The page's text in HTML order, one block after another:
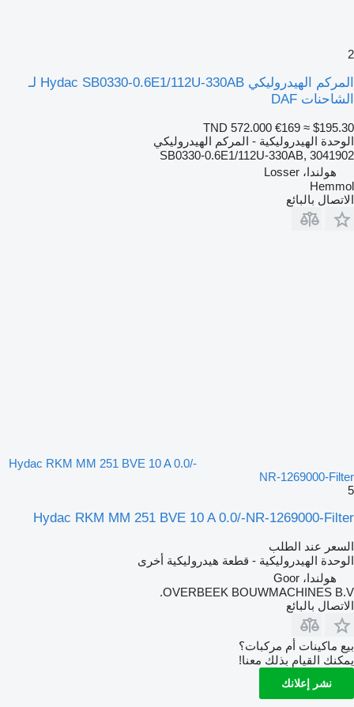
2
المركم الهيدروليكي Hydac SB0330-0.6E1/112U-330AB لـ
الشاحنات DAF
TND 572.000 €169 ≈ $195.30
الوحدة الهيدروليكية - المركم الهيدروليكي
SB0330-0.6E1/112U-330AB, 3041902
هولندا، Losser
Hemmol
الاتصال بالبائع
Hydac RKM MM 251 BVE 10 A 0.0/-
NR-1269000-Filter
5
Hydac RKM MM 251 BVE 10 A 0.0/-NR-1269000-Filter
السعر عند الطلب
الوحدة الهيدروليكية - قطعة هيدروليكية أخرى
هولندا، Goor
OVERBEEK BOUWMACHINES B.V.
الاتصال بالبائع
بيع ماكينات أم مركبات؟
يمكنك القيام بذلك معنا!
نشر إعلانك